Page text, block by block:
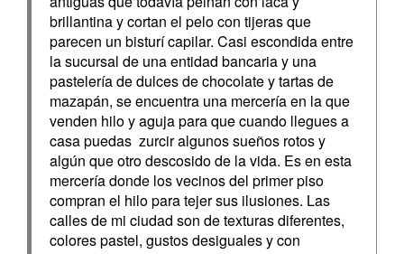
brillantina y cortan el pelo con tijeras que
parecen un bisturí capilar. Casi escondida entre
la sucursal de una entidad bancaria y una
pastelería de dulces de chocolate y tartas de
mazapán, se encuentra una mercería en la que
venden hilo y aguja para que cuando llegues a
casa puedas zurcir algunos sueños rotos y
algún que otro descosido de la vida. Es en esta
mercería donde los vecinos del primer piso
compran el hilo para tejer sus ilusiones. Las
calles de mi ciudad son de texturas diferentes,
colores pastel, gustos desiguales y con